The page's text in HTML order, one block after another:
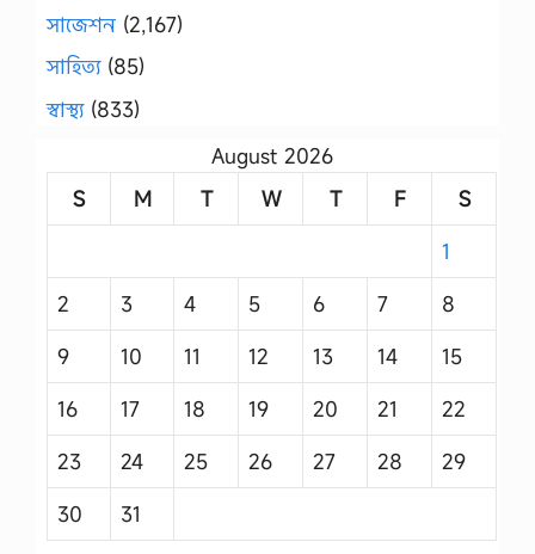
সাজেশন (2,167)
সাহিত্য(85)
স্বাস্থ্য(833)
August 2026
S
M T W T F
S
1
2
3 4 5 6 7
8
9
10 11 12 13 14
15
16
17 18 19 20 21
22
23
24 25 26 27 28
29
30
31